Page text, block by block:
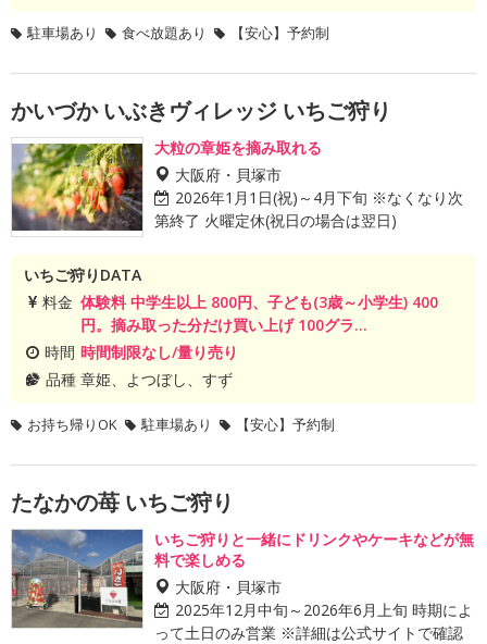
駐車場あり 食べ放題あり 【安心】予約制
かいづか いぶきヴィレッジ いちご狩り
大粒の章姫を摘み取れる
大阪府・貝塚市
2026年1月1日(祝)～4月下旬 ※なくなり次
第終了 火曜定休(祝日の場合は翌日)
いちご狩りDATA
料金 体験料 中学生以上 800円、子ども(3歳～小学生) 400
円。摘み取った分だけ買い上げ 100グラ...
時間 時間制限なし/量り売り
品種 章姫、よつぼし、すず
お持ち帰りOK 駐車場あり 【安心】予約制
たなかの苺 いちご狩り
いちご狩りと一緒にドリンクやケーキなどが無
料で楽しめる
大阪府・貝塚市
2025年12月中旬～2026年6月上旬 時期によ
って土日のみ営業 ※詳細は公式サイトで確認